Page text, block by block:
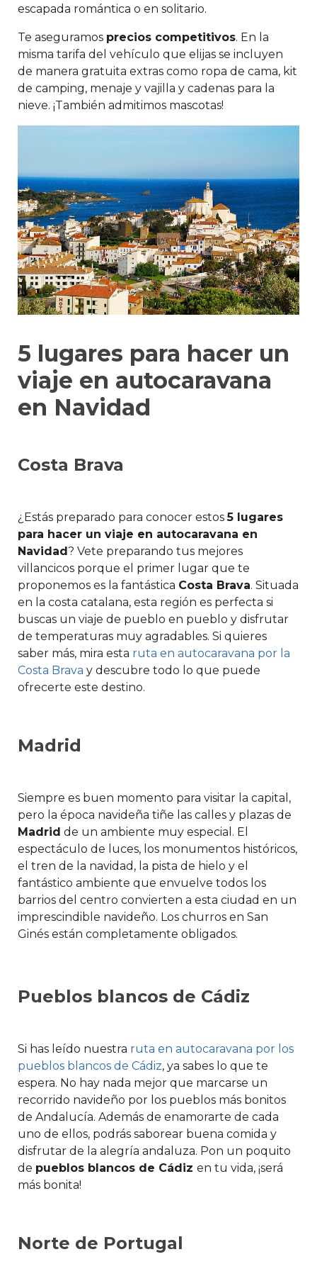
escapada romántica o en solitario.
Te aseguramos precios competitivos. En la
misma tarifa del vehículo que elijas se incluyen
de manera gratuita extras como ropa de cama, kit
de camping, menaje y vajilla y cadenas para la
nieve. ¡También admitimos mascotas!
5 lugares para hacer un
viaje en autocaravana
en Navidad
Costa Brava
¿Estás preparado para conocer estos5 lugares
para hacer un viaje en autocaravana en
Navidad? Vete preparando tus mejores
villancicos porque el primer lugar que te
proponemos es la fantástica Costa Brava. Situada
en la costa catalana, esta región es perfecta si
buscas un viaje de pueblo en pueblo y disfrutar
de temperaturas muy agradables. Si quieres
saber más, mira esta ruta en autocaravana por la
Costa Brava y descubre todo lo que puede
ofrecerte este destino.
Madrid
Siempre es buen momento para visitar la capital,
pero la época navideña tiñe las calles y plazas de
Madrid de un ambiente muy especial. El
espectáculo de luces, los monumentos históricos,
el tren de la navidad, la pista de hielo y el
fantástico ambiente que envuelve todos los
barrios del centro convierten a esta ciudad en un
imprescindible navideño. Los churros en San
Ginés están completamente obligados.
Pueblos blancos de Cádiz
Si has leído nuestra ruta en autocaravana por los
pueblos blancos de Cádiz, ya sabes lo que te
espera. No hay nada mejor que marcarse un
recorrido navideño por los pueblos más bonitos
de Andalucía. Además de enamorarte de cada
uno de ellos, podrás saborear buena comida y
disfrutar de la alegría andaluza. Pon un poquito
de pueblos blancos de Cádiz en tu vida, ¡será
más bonita!
Norte de Portugal